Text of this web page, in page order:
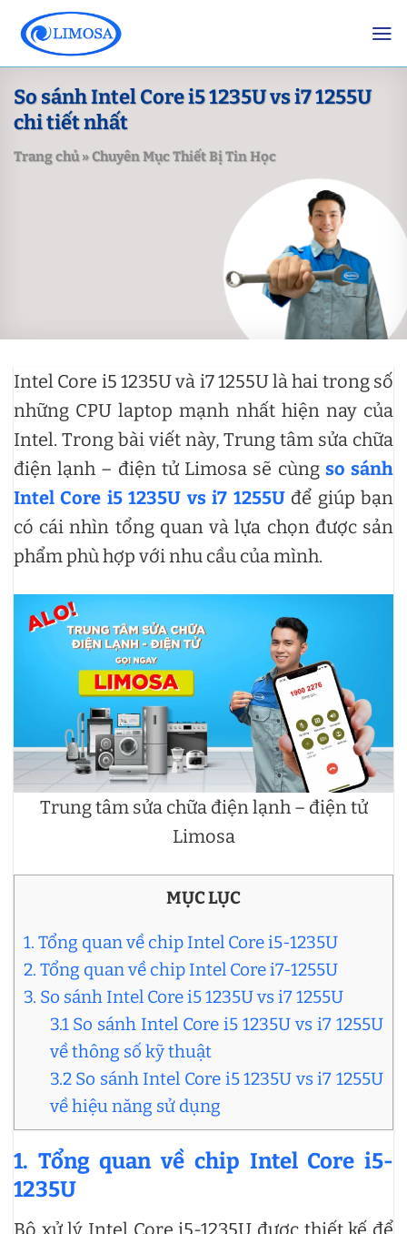
content
So sánh Intel Core i5 1235U vs i7 1255U
chi tiết nhất
Trang chủ»Chuyên Mục Thiết Bị Tin Học
Intel Core i5 1235U và i7 1255U là hai trong số
những CPU laptop mạnh nhất hiện nay của
Intel. Trong bài viết này, Trung tâm sửa chữa
điện lạnh – điện tử Limosa sẽ cùng so sánh
Intel Core i5 1235U vs i7 1255Uđể giúp bạn
có cái nhìn tổng quan và lựa chọn được sản
phẩm phù hợp với nhu cầu của mình.
Trung tâm sửa chữa điện lạnh – điện tử
Limosa
MỤC LỤC
1. Tổng quan về chip Intel Core i5-1235U
2. Tổng quan về chip Intel Core i7-1255U
3. So sánh Intel Core i5 1235U vs i7 1255U
3.1 So sánh Intel Core i5 1235U vs i7 1255U
về thông số kỹ thuật
3.2 So sánh Intel Core i5 1235U vs i7 1255U
về hiệu năng sử dụng
1. Tổng quan về chip Intel Core i5-
1235U
Bộ xử lý Intel Core i5-1235U được thiết kế để